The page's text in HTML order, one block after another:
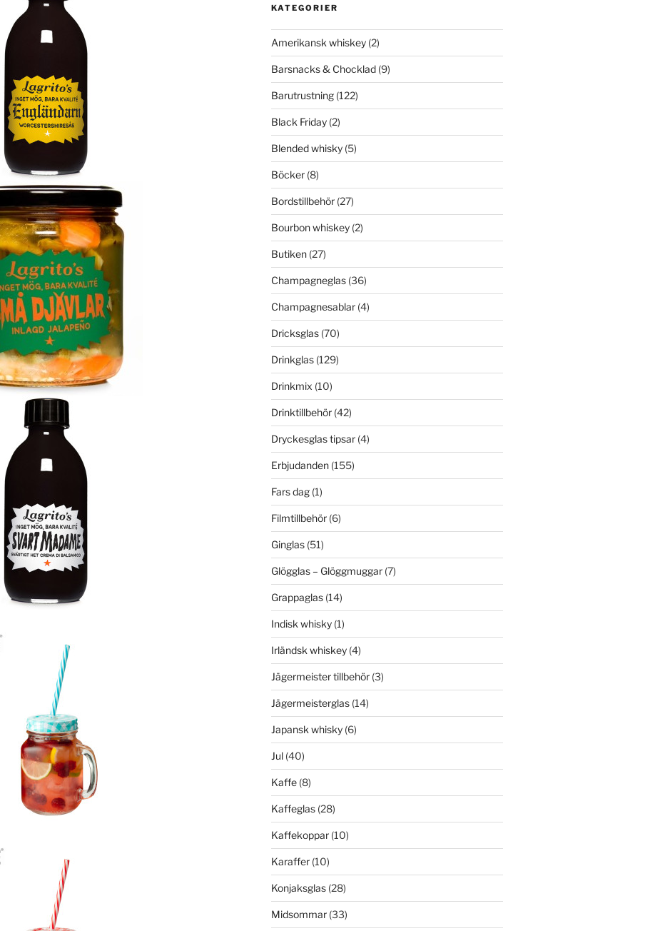
KATEGORIER
Amerikansk whiskey(2)
Barsnacks & Chocklad(9)
Barutrustning(122)
Black Friday(2)
Blended whisky(5)
Böcker(8)
Bordstillbehör(27)
Bourbon whiskey(2)
Butiken(27)
Champagneglas(36)
Champagnesablar(4)
Dricksglas(70)
Drinkglas(129)
Drinkmix (10)
Drinktillbehör(42)
Dryckesglas tipsar(4)
Erbjudanden(155)
Fars dag(1)
Filmtillbehör(6)
Ginglas(51)
Glögglas – Glöggmuggar(7)
Grappaglas(14)
Indisk whisky(1)
Irländsk whiskey(4)
Jägermeister tillbehör(3)
Jägermeisterglas(14)
Japansk whisky(6)
Jul(40)
Kaffe(8)
Kaffeglas(28)
Kaffekoppar(10)
Karaffer(10)
Konjaksglas(28)
Midsommar(33)